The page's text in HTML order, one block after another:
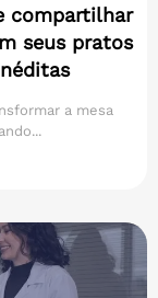
compartilhar
seus pratos
a mesa